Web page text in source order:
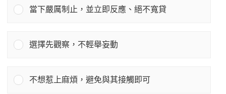
當下嚴厲制止，並立即反應、絕不寬貸
選擇先觀察，不輕舉妄動
不想惹上麻煩，避免與其接觸即可